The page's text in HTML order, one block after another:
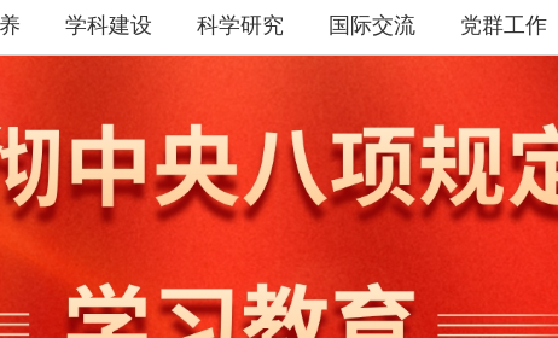
学科建设 科学研究 国际交流 党群工作